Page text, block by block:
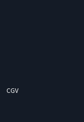
CGV